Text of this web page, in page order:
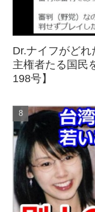
Dr.ナイフがどれ
主権者たる国民
198号】